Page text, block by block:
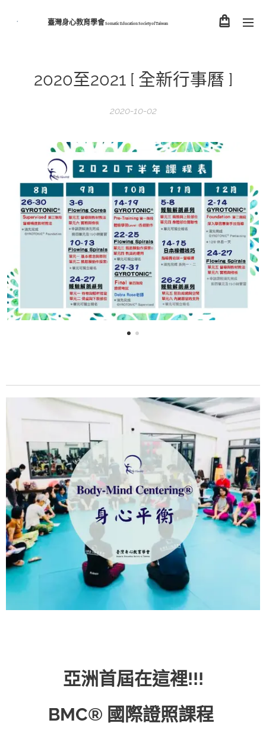
臺灣身心教育學會Somatic Education Society ofTaiwan
2020至2021 [ 全新行事曆 ]
2020-10-02
亞洲首屆在這裡!!!
💥BMC® 國際證照課程 💥